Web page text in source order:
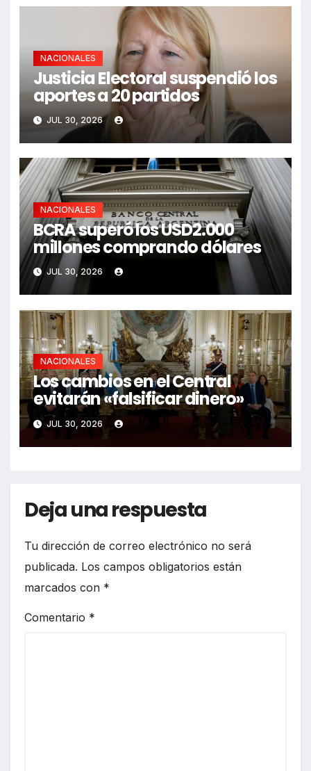
NACIONALES
Justicia Electoral suspendió los
aportes a 20 partidos
JUL 30, 2026
NACIONALES
BCRA superó los USD2.000
millones comprando dólares
JUL 30, 2026
NACIONALES
Los cambios en el Central
evitarán «falsificar dinero»
JUL 30, 2026
Deja una respuesta
Tu dirección de correo electrónico no será
publicada. Los campos obligatorios están
marcados con *
Comentario *